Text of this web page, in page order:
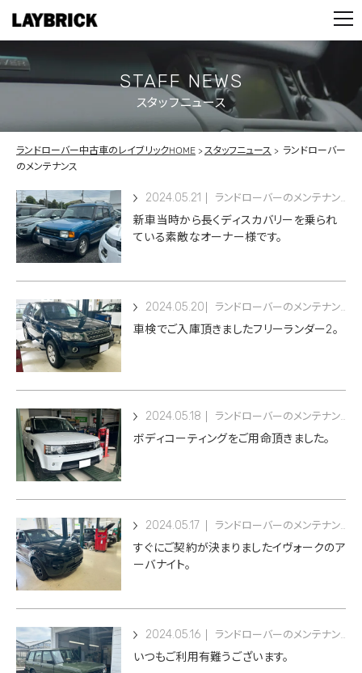
PARTS
CONTACT
PRIVACY POLICY
STAFF NEWS
スタッフニュース
ランドローバー中古車のレイブリックHOME スタッフニュース
ランドローバー
のメンテナンス
2024.05.21
新車当時から長くディスカバリーを乗られ
ている素敵なオーナー様です。
2024.05.20
車検でご入庫頂きましたフリーランダー2。
2024.05.18
ボディコーティングをご用命頂きました。
2024.05.17
すぐにご契約が決まりましたイヴォークのア
ーバナイト。
2024.05.16
いつもご利用有難うございます。